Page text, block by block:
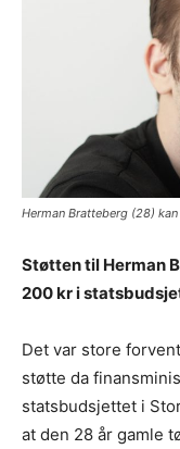
Herman Bratteberg (28)
Støtten til Herman
200 kr i
Det var store
støtte da
statsbudsjettet i
at den 28 år gamle